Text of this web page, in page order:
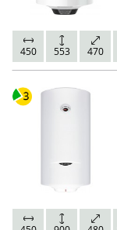
450 553 470